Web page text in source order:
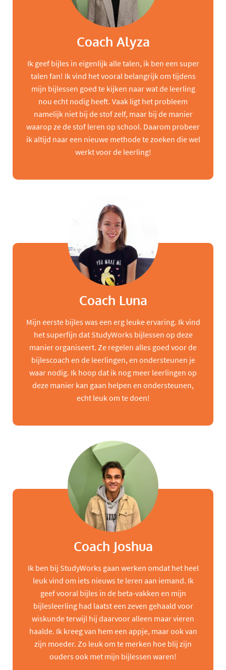
Coach Alyza
Ik geef bijles in eigenlijk alle talen, ik ben een super
talen fan! Ik vind het vooral belangrijk om tijdens
mijn bijlessen goed te kijken naar wat de leerling
nou echt nodig heeft. Vaak ligt het probleem
namelijk niet bij de stof zelf, maar bij de manier
waarop ze de stof leren op school. Daarom probeer
ik altijd naar een nieuwe methode te zoeken die wel
werkt voor de leerling!
Coach Luna
Mijn eerste bijles was een erg leuke ervaring. Ik vind
het superfijn dat StudyWorks bijlessen op deze
manier organiseert. Ze regelen alles goed voor de
bijlescoach en de leerlingen, en ondersteunen je
waar nodig. Ik hoop dat ik nog meer leerlingen op
deze manier kan gaan helpen en ondersteunen,
echt leuk om te doen!
Coach Joshua
Ik ben bij StudyWorks gaan werken omdat het heel
leuk vind om iets nieuws te leren aan iemand. Ik
geef vooral bijles in de beta-vakken en mijn
bijlesleerling had laatst een zeven gehaald voor
wiskunde terwijl hij daarvoor alleen maar vieren
haalde. Ik kreeg van hem een appje, maar ook van
zijn moeder. Zo leuk om te merken hoe blij zijn
ouders ook met mijn bijlessen waren!